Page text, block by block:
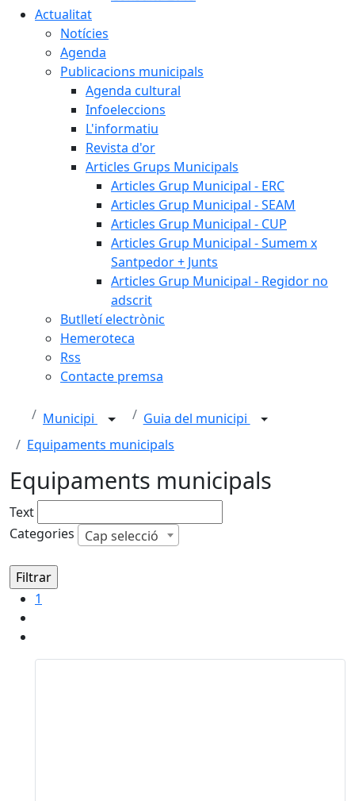
Actualitat
Notícies
Agenda
Publicacions municipals
Agenda cultural
Infoeleccions
L'informatiu
Revista d'or
Articles Grups Municipals
Articles Grup Municipal - ERC
Articles Grup Municipal - SEAM
Articles Grup Municipal - CUP
Articles Grup Municipal - Sumem x
Santpedor + Junts
Articles Grup Municipal - Regidor no
adscrit
Butlletí electrònic
Hemeroteca
Rss
Contacte premsa
Municipi
Guia del municipi
Equipaments municipals
Equipaments municipals
Text
Categories
Cap selecció
1